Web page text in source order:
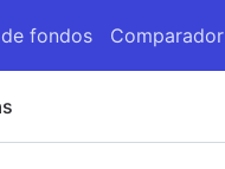
fondos Comparador